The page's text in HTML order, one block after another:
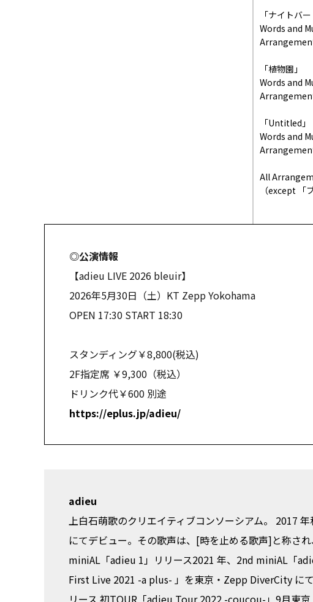
「ナイトバー
Words and
「植物園」
Words and
「Untitled」
Words and
All
（except 「
◎公演情報
【adieu LIVE 2026 bleuir】
2026年5月30日（土）KT Zepp Yokohama
OPEN 17:30 START 18:30
スタンディング￥8,800(税込)
2F指定席 ￥9,300（税込）
ドリンク代￥600 別途
https://eplus.jp/adieu/
adieu
上白石萌歌のクリエイティブコンソーシアム。 2017
にてデビュー。その歌声は、[時を止める歌声]と称さ
miniAL「adieu 1」リリース2021 年、2nd miniAL「
First Live 2021 -a plus- 」を東京・Zepp DiverCity に
リース 初TOUR「adieu Tour 2022 -coucou-」9月東